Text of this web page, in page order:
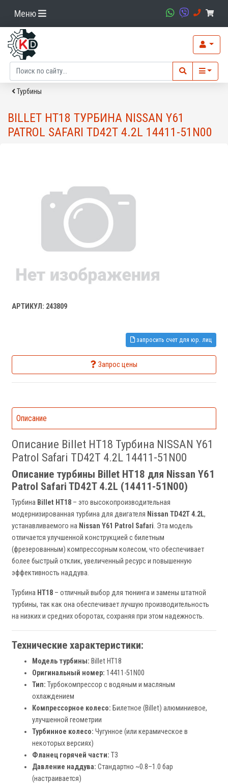
Меню
Турбины
BILLET HT18 ТУРБИНА NISSAN Y61
PATROL SAFARI TD42T 4.2L 14411-51N00
АРТИКУЛ: 243809
запросить счет для юр. лиц
Запрос цены
Описание
Описание Billet HT18 Турбина NISSAN Y61
Patrol Safari TD42T 4.2L 14411-51N00
Описание турбины Billet HT18 для Nissan Y61
Patrol Safari TD42T 4.2L (14411-51N00)
Турбина Billet HT18 – это высокопроизводительная
модернизированная турбина для двигателя Nissan TD42T 4.2L,
устанавливаемого на Nissan Y61 Patrol Safari. Эта модель
отличается улучшенной конструкцией с билетным
(фрезерованным) компрессорным колесом, что обеспечивает
более быстрый отклик, увеличенный ресурс и повышенную
эффективность наддува.
Турбина HT18 – отличный выбор для тюнинга и замены штатной
турбины, так как она обеспечивает лучшую производительность
на низких и средних оборотах, сохраняя при этом надежность.
Технические характеристики:
Модель турбины: Billet HT18
Оригинальный номер: 14411-51N00
Тип: Турбокомпрессор с водяным и масляным
охлаждением
Компрессорное колесо: Билетное (Billet) алюминиевое,
улучшенной геометрии
Турбинное колесо: Чугунное (или керамическое в
некоторых версиях)
Фланец горячей части: T3
Давление наддува: Стандартно ~0.8–1.0 бар
(настраивается)